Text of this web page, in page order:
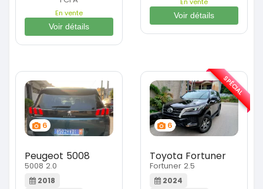
En vente
Voir détails
Voir détails
6
Peugeot 5008
5008 2.0
2018
6
Toyota Fortuner
Fortuner 2.5
2024
SPÉCIAL